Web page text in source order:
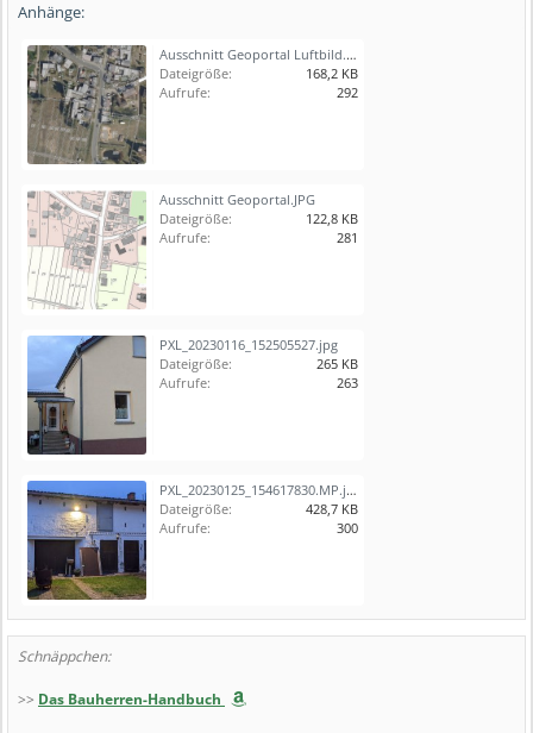
Anhänge:
Ausschnitt Geoportal Luftbild.JPG
Dateigröße:
168,2 KB
Aufrufe:
292
Ausschnitt Geoportal.JPG
Dateigröße:
122,8 KB
Aufrufe:
281
PXL_20230116_152505527.jpg
Dateigröße:
265 KB
Aufrufe:
263
PXL_20230125_154617830.MP.jpg
Dateigröße:
428,7 KB
Aufrufe:
300
Schnäppchen:
>> Das Bauherren-Handbuch